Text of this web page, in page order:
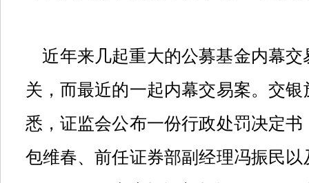
近年来几起重大的公募基金内幕
关，而最近的一起内幕交易案。交
悉，证监会公布一份行政处罚决定
包维春、前任证券部副经理冯振民